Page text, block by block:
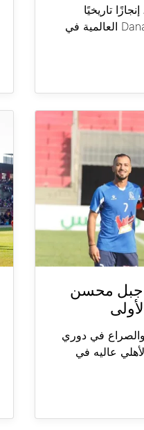
حقق فريق AFA Lebanon إنجازًا تاريخيًا
بإحرازه لقب بطولة Dana Cup العالمية في
جبل محسن
والصراع في دوري
عاليه في